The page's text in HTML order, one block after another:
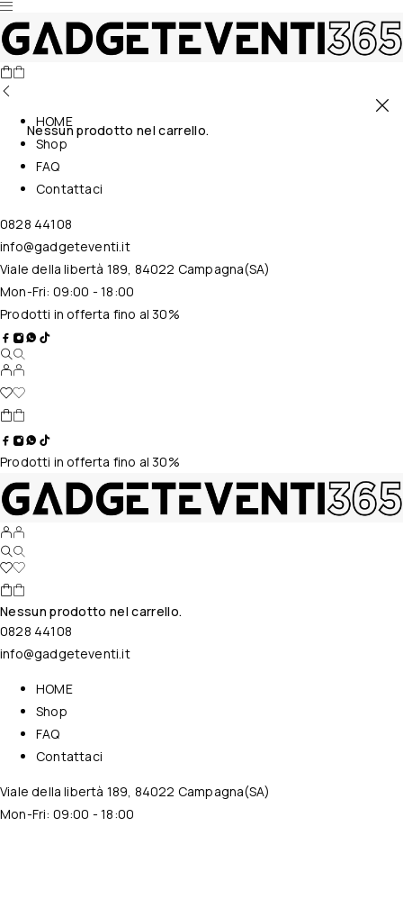
Nessun prodotto nel carrello.
HOME
Shop
FAQ
Contattaci
0828 44108
info@gadgeteventi.it
Viale della libertà 189, 84022 Campagna(SA)
Mon-Fri: 09:00 - 18:00
Prodotti in offerta fino al 30%
Prodotti in offerta fino al 30%
Nessun prodotto nel carrello.
0828 44108
info@gadgeteventi.it
HOME
Shop
FAQ
Contattaci
Viale della libertà 189, 84022 Campagna(SA)
Mon-Fri: 09:00 - 18:00